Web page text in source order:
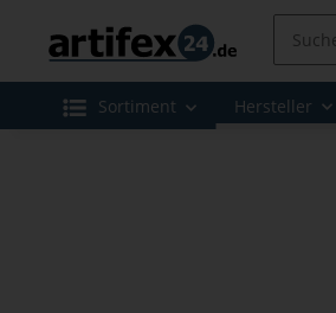
Sortiment Hersteller